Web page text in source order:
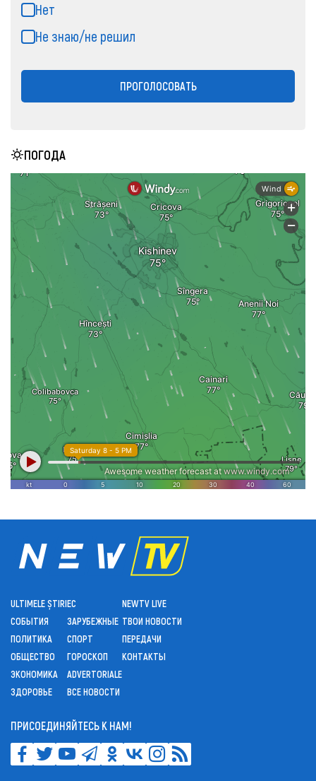
Нет
Не знаю/не решил
ПРОГОЛОСОВАТЬ
ПОГОДА
ULTIMELE ȘTIRI
СОБЫТИЯ
ПОЛИТИКА
ОБЩЕСТВО
ЭКОНОМИКА
ЗДОРОВЬЕ
ЕС
ЗАРУБЕЖНЫЕ
СПОРТ
ГОРОСКОП
ADVERTORIALE
ВСЕ НОВОСТИ
NEWTV LIVE
ТВОИ НОВОСТИ
ПЕРЕДАЧИ
КОНТАКТЫ
ПРИСОЕДИНЯЙТЕСЬ К НАМ!